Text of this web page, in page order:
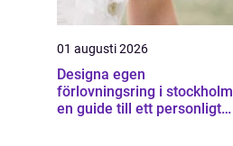
01 augusti 2026
Designa egen
förlovningsring i stockholm
en guide till ett personligt